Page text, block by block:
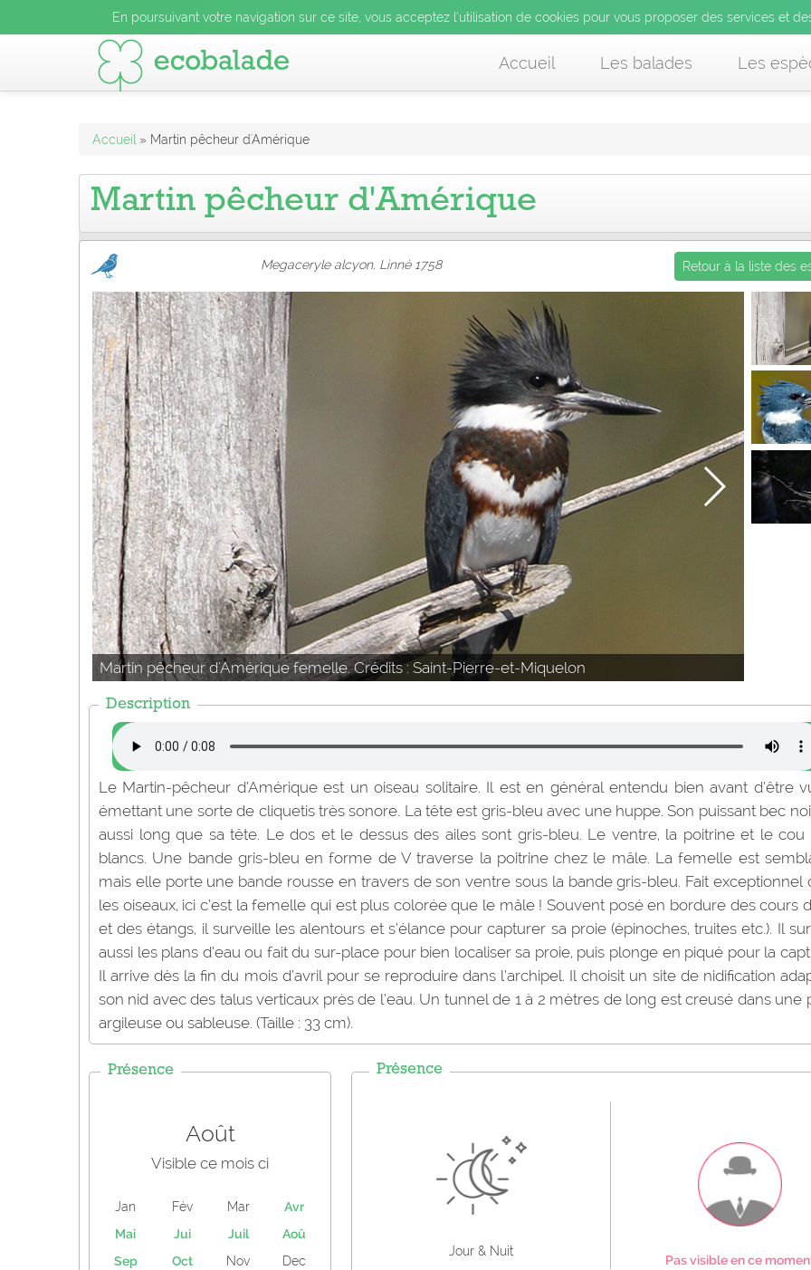
En poursuivant votre navigation sur ce site, vous acceptez l’utilisation de cookies pour vous proposer des services
Accueil Les balades Les
En poursuivant votre navigation sur ce site, vous acceptez l’utilisation de cookies pour vous proposer des services et
En poursuivant votre navigation sur ce site, vous acceptez l’utilisation de cookies pour vous proposer des services et
Accueil » Martin pêcheur d'Amérique
Martin pêcheur d'Amérique
Megaceryle alcyon, Linné 1758 Retour à la liste des
Martin pêcheur d'Amérique femelle. Crédits : Saint-Pierre-et-Miquelon
Description
Le Martin-pêcheur d’Amérique est un oiseau solitaire. Il est en général entendu bien avant d’être
émettant une sorte de cliquetis très sonore. La tête est gris-bleu avec une huppe. Son puissant bec
aussi long que sa tête. Le dos et le dessus des ailes sont gris-bleu. Le ventre, la poitrine et le cou
blancs. Une bande gris-bleu en forme de V traverse la poitrine chez le mâle. La femelle est
mais elle porte une bande rousse en travers de son ventre sous la bande gris-bleu. Fait exceptionnel
les oiseaux, ici c’est la femelle qui est plus colorée que le mâle ! Souvent posé en bordure des cours
et des étangs, il surveille les alentours et s’élance pour capturer sa proie (épinoches, truites etc.). Il
aussi les plans d’eau ou fait du sur-place pour bien localiser sa proie, puis plonge en piqué pour la
Il arrive dès la fin du mois d’avril pour se reproduire dans l’archipel. Il choisit un site de nidification
son nid avec des talus verticaux près de l’eau. Un tunnel de 1 à 2 mètres de long est creusé dans une
argileuse ou sableuse. (Taille : 33 cm).
Présence
Août
Visible ce mois ci
Jan Fév Mar
Avr
Mai
Jui Juil
Aoû
Sep
Oct Nov Dec
Présence
Jour & Nuit
Pas visible en ce